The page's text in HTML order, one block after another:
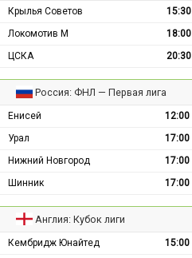
Крылья Советов 15:30
Локомотив М
18:00
ЦСКА
20:30
Россия: ФНЛ — Первая лига
Енисей 12:00
Урал
17:00
Нижний Новгород
17:00
Шинник
17:00
Англия: Кубок лиги
Кембридж Юнайтед 15:00